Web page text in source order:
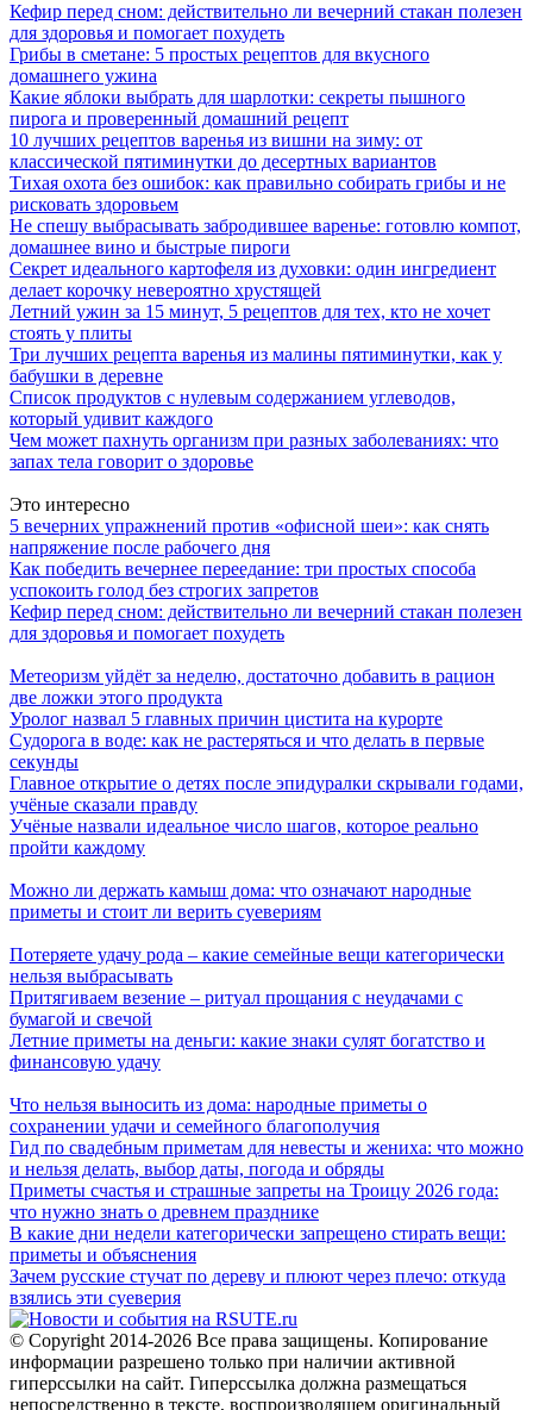
Кефир перед сном: действительно ли вечерний стакан полезен
для здоровья и помогает похудеть
Грибы в сметане: 5 простых рецептов для вкусного
домашнего ужина
Какие яблоки выбрать для шарлотки: секреты пышного
пирога и проверенный домашний рецепт
10 лучших рецептов варенья из вишни на зиму: от
классической пятиминутки до десертных вариантов
Тихая охота без ошибок: как правильно собирать грибы и не
рисковать здоровьем
Не спешу выбрасывать забродившее варенье: готовлю компот,
домашнее вино и быстрые пироги
Секрет идеального картофеля из духовки: один ингредиент
делает корочку невероятно хрустящей
Летний ужин за 15 минут, 5 рецептов для тех, кто не хочет
стоять у плиты
Три лучших рецепта варенья из малины пятиминутки, как у
бабушки в деревне
Список продуктов с нулевым содержанием углеводов,
который удивит каждого
Чем может пахнуть организм при разных заболеваниях: что
запах тела говорит о здоровье
Это интересно
5 вечерних упражнений против «офисной шеи»: как снять
напряжение после рабочего дня
Как победить вечернее переедание: три простых способа
успокоить голод без строгих запретов
Кефир перед сном: действительно ли вечерний стакан полезен
для здоровья и помогает похудеть
Метеоризм уйдёт за неделю, достаточно добавить в рацион
две ложки этого продукта
Уролог назвал 5 главных причин цистита на курорте
Судорога в воде: как не растеряться и что делать в первые
секунды
Главное открытие о детях после эпидуралки скрывали годами,
учёные сказали правду
Учёные назвали идеальное число шагов, которое реально
пройти каждому
Можно ли держать камыш дома: что означают народные
приметы и стоит ли верить суевериям
Потеряете удачу рода – какие семейные вещи категорически
нельзя выбрасывать
Притягиваем везение – ритуал прощания с неудачами с
бумагой и свечой
Летние приметы на деньги: какие знаки сулят богатство и
финансовую удачу
Что нельзя выносить из дома: народные приметы о
сохранении удачи и семейного благополучия
Гид по свадебным приметам для невесты и жениха: что можно
и нельзя делать, выбор даты, погода и обряды
Приметы счастья и страшные запреты на Троицу 2026 года:
что нужно знать о древнем празднике
В какие дни недели категорически запрещено стирать вещи:
приметы и объяснения
Зачем русские стучат по дереву и плюют через плечо: откуда
взялись эти суеверия
© Copyright 2014-2026 Все права защищены. Копирование
информации разрешено только при наличии активной
гиперссылки на сайт. Гиперссылка должна размещаться
непосредственно в тексте, воспроизводящем оригинальный